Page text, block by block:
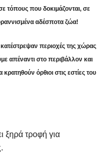
που δοκιμάζονται, σε
αδέσποτα ζώα!
περιοχές της χώρας
απέναντι στο περιβάλλον και
όρθιοι στις εστίες του
ξηρά τροφή για